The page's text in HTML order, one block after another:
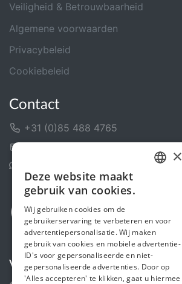
Veiligheid & Betrouwbaarheid
Algemene voorwaarden
Privacybeleid
Cookiebeleid
Contact
+31 (0)85 488 4765
Volg ons
ENGLISH
×
Deze website maakt
gebruik van cookies.
Wij gebruiken cookies om de
gebruikerservaring te verbeteren en voor
advertentiepersonalisatie. Wij maken
gebruik van cookies en mobiele advertentie-
ID's voor gepersonaliseerde en niet-
gepersonaliseerde advertenties. Door op
'Alles accepteren' te klikken, gaat u hiermee